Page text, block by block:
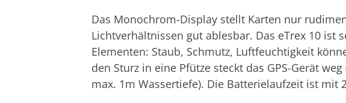
Das Monochrom-Display stellt Karten nur
Lichtverhältnissen gut ablesbar. Das eTrex 10 ist
Elementen: Staub, Schmutz, Luftfeuchtigkeit
den Sturz in eine Pfütze steckt das GPS-Gerät
max. 1m Wassertiefe). Die Batterielaufzeit ist mit